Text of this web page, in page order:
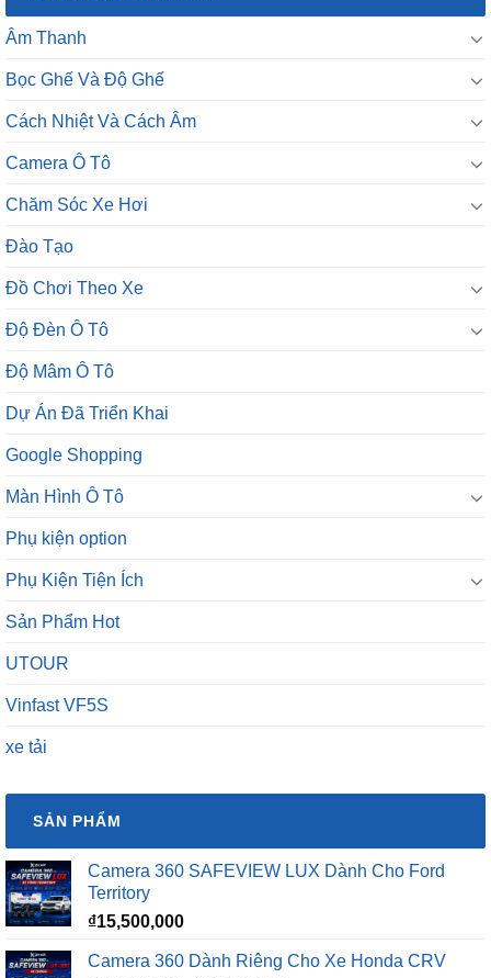
Âm Thanh
Bọc Ghế Và Độ Ghế
Cách Nhiệt Và Cách Âm
Camera Ô Tô
Chăm Sóc Xe Hơi
Đào Tạo
Đồ Chơi Theo Xe
Độ Đèn Ô Tô
Độ Mâm Ô Tô
Dự Án Đã Triển Khai
Google Shopping
Màn Hình Ô Tô
Phụ kiện option
Phụ Kiện Tiện Ích
Sản Phẩm Hot
UTOUR
Vinfast VF5S
xe tải
SẢN PHẨM
Camera 360 SAFEVIEW LUX Dành Cho Ford
Territory
₫15,500,000
Camera 360 Dành Riêng Cho Xe Honda CRV